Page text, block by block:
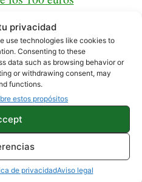
privacidad
use technologies like cookies to
Consenting to these
data such as browsing behavior or
or withdrawing consent, may
functions.
estos propósitos
de privacidadAviso legal